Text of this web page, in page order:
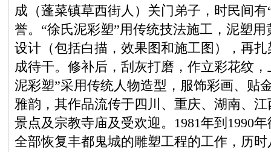
成（蓬菜镇草西街人）关门弟子，时民间
誉。“徐氏泥彩塑”用传统技法施工，泥塑
设计（包括白描，效果图和施工图），再
成待干。修补后，刮灰打磨，作立彩花纹
泥彩塑”采用传统人物造型，服饰彩画、贴
雅韵，其作品流传于四川、重庆、湖南、
景点及宗教寺庙及受欢迎。1981年到1990
全部恢复丰都鬼城的雕塑工程的工作，历